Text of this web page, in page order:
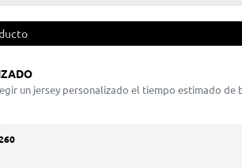
un jersey personalizado el tiempo estimado de